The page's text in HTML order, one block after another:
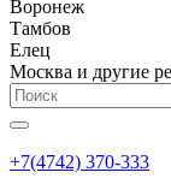
Воронеж
Тамбов
Елец
Москва и другие
+7(4742) 370-333